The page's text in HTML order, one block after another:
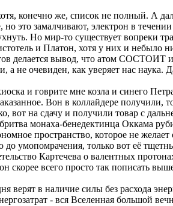
конечно же, список не полный. А
это замалчивают, электрон в
Но мир-то существует вопреки
и Платон, хотя у них и небыло
делается вывод, что атом
а не очевиден, как уверяет нас
и говрите мне козла и синего
Вон в коллайдере получили,
вот на сдачу и получили товар с
монаха-бенедектинца Оккама
пространство, которое не
умопомрачения, только вот её
Картечева о валентных
скорее всего просто так пописать
верят в наличие силы без расхода
- вся Вселенная большой